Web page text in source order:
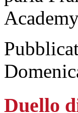
Duello